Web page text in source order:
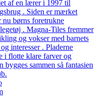
af en lærer i 1997 til
. Siden er mærket
nu børns foretrukne
. Magna-Tiles fremmer
og vokser med barnets
interesser . Pladerne
i flotte klare farver og
bygges sammen så fantasien